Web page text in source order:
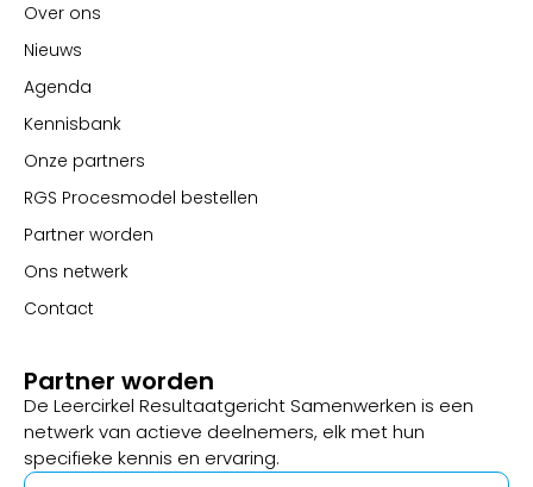
Over ons
Nieuws
Agenda
Kennisbank
Onze partners
RGS Procesmodel bestellen
Partner worden
Ons netwerk
Contact
Partner worden
De Leercirkel Resultaatgericht Samenwerken is een
netwerk van actieve deelnemers, elk met hun
specifieke kennis en ervaring.